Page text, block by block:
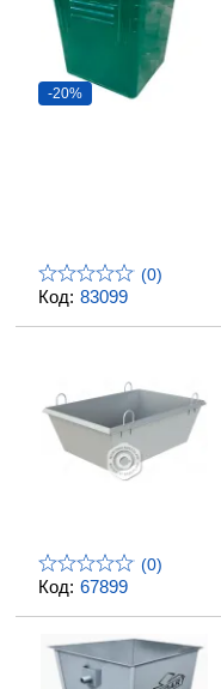
Код: 83099
-20%
(0)
Код: 67899
(0)